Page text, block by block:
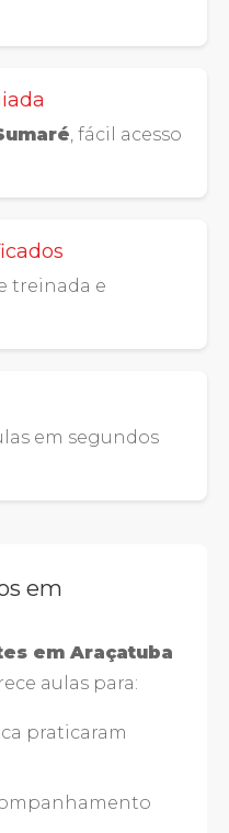
, fácil acesso
treinada e
em segundos
em
em Araçatuba
aulas para:
praticaram